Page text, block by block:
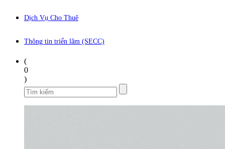
Dịch Vụ Cho Thuê
Thông tin triển lãm (SECC)
(
0
)